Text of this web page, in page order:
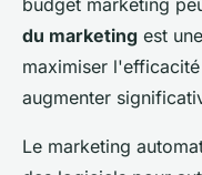
budget marketing
du marketing est
maximiser
augmenter
Le marketing